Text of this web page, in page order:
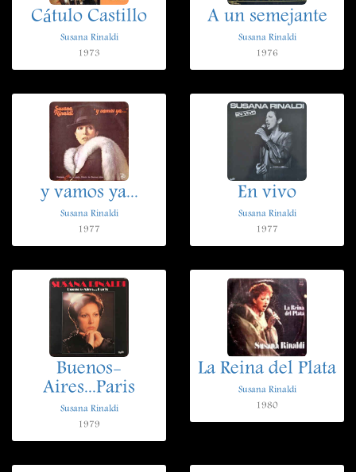
Cátulo Castillo
Susana Rinaldi
1973
A un semejante
Susana Rinaldi
1976
y vamos ya...
Susana Rinaldi
1977
En vivo
Susana Rinaldi
1977
Buenos-
Aires...Paris
Susana Rinaldi
1979
La Reina del Plata
Susana Rinaldi
1980